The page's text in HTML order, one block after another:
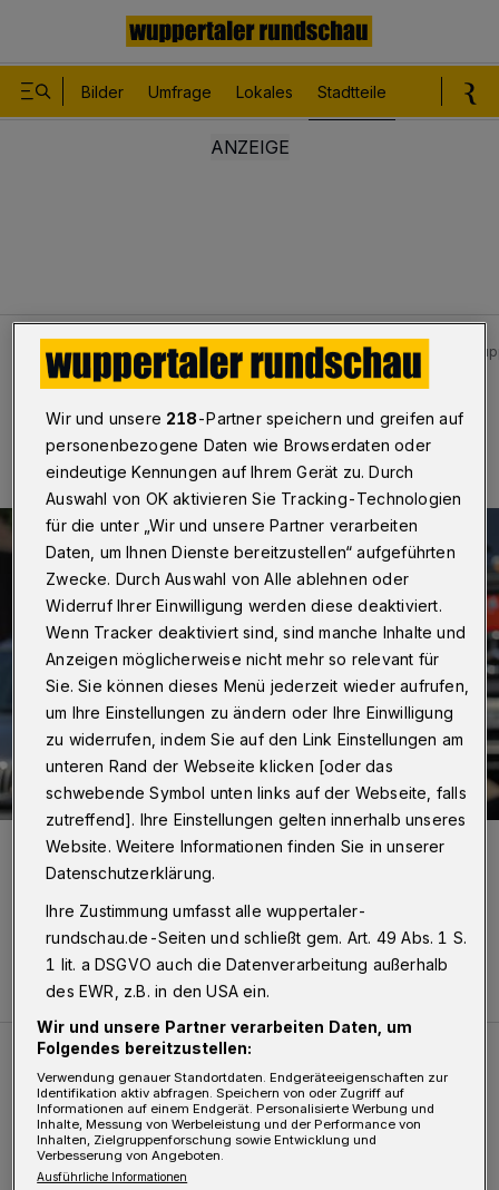
Bilder Umfrage Lokales Stadtteile
Stadtteile Cronenberg Aufräumarbeiten in der
Bilderstrecke
Aufräumarbeiten in der Kohlfurth
Weitere Bilderstrecken
Sommer in der Elberfelder City
Wir und unsere 218-Partner speichern und greifen auf
personenbezogene Daten wie Browserdaten oder
eindeutige Kennungen auf Ihrem Gerät zu. Durch
Auswahl von OK aktivieren Sie Tracking-Technologien
für die unter „Wir und unsere Partner verarbeiten
Daten, um Ihnen Dienste bereitzustellen“ aufgeführten
Zwecke. Durch Auswahl von Alle ablehnen oder
Widerruf Ihrer Einwilligung werden diese deaktiviert.
Wenn Tracker deaktiviert sind, sind manche Inhalte und
Anzeigen möglicherweise nicht mehr so relevant für
Sie. Sie können dieses Menü jederzeit wieder aufrufen,
um Ihre Einstellungen zu ändern oder Ihre Einwilligung
zu widerrufen, indem Sie auf den Link Einstellungen am
unteren Rand der Webseite klicken [oder das
schwebende Symbol unten links auf der Webseite, falls
zutreffend]. Ihre Einstellungen gelten innerhalb unseres
Website. Weitere Informationen finden Sie in unserer
Datenschutzerklärung.
Ihre Zustimmung umfasst alle wuppertaler-
rundschau.de-Seiten und schließt gem. Art. 49 Abs. 1 S.
1 lit. a DSGVO auch die Datenverarbeitung außerhalb
des EWR, z.B. in den USA ein.
Wir und unsere Partner verarbeiten Daten, um
Folgendes bereitzustellen:
Verwendung genauer Standortdaten. Endgeräteeigenschaften zur
Identifikation aktiv abfragen. Speichern von oder Zugriff auf
Informationen auf einem Endgerät. Personalisierte Werbung und
Inhalte, Messung von Werbeleistung und der Performance von
Inhalten, Zielgruppenforschung sowie Entwicklung und
Verbesserung von Angeboten.
Ausführliche Informationen